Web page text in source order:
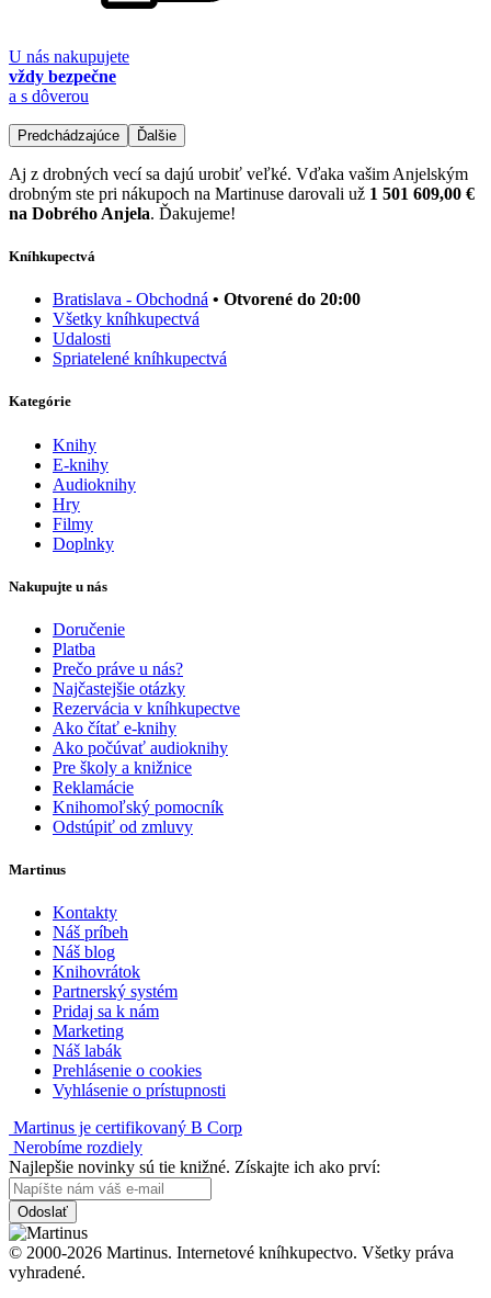
U nás nakupujete
vždy bezpečne
a s dôverou
Predchádzajúce Ďalšie
Aj z drobných vecí sa dajú urobiť veľké. Vďaka vašim Anjelským
drobným ste pri nákupoch na Martinuse darovali už 1 501 609,00 €
na Dobrého Anjela. Ďakujeme!
Kníhkupectvá
Bratislava - Obchodná • Otvorené do 20:00
Všetky kníhkupectvá
Udalosti
Spriatelené kníhkupectvá
Kategórie
Knihy
E-knihy
Audioknihy
Hry
Filmy
Doplnky
Nakupujte u nás
Doručenie
Platba
Prečo práve u nás?
Najčastejšie otázky
Rezervácia v kníhkupectve
Ako čítať e-knihy
Ako počúvať audioknihy
Pre školy a knižnice
Reklamácie
Knihomoľský pomocník
Odstúpiť od zmluvy
Martinus
Kontakty
Náš príbeh
Náš blog
Knihovrátok
Partnerský systém
Pridaj sa k nám
Marketing
Náš labák
Prehlásenie o cookies
Vyhlásenie o prístupnosti
Martinus je certifikovaný B Corp
Nerobíme rozdiely
Najlepšie novinky sú tie knižné. Získajte ich ako prví:
Odoslať
© 2000-2026 Martinus. Internetové kníhkupectvo. Všetky práva
vyhradené.